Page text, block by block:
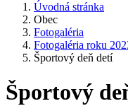
Úvodná stránka
Obec
Fotogaléria
Fotogaléria roku
Športový deň detí
Športový